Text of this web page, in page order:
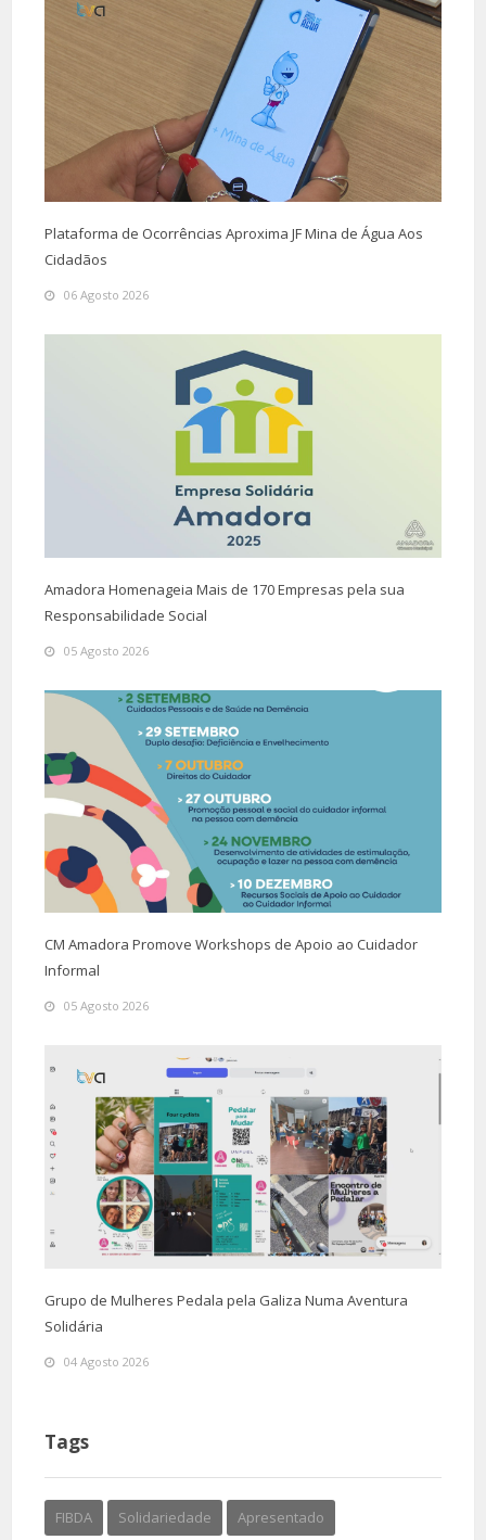
Plataforma de Ocorrências Aproxima JF Mina de Água Aos
Cidadãos
06 Agosto 2026
Amadora Homenageia Mais de 170 Empresas pela sua
Responsabilidade Social
05 Agosto 2026
CM Amadora Promove Workshops de Apoio ao Cuidador
Informal
05 Agosto 2026
Grupo de Mulheres Pedala pela Galiza Numa Aventura
Solidária
04 Agosto 2026
Tags
FIBDA Solidariedade Apresentado